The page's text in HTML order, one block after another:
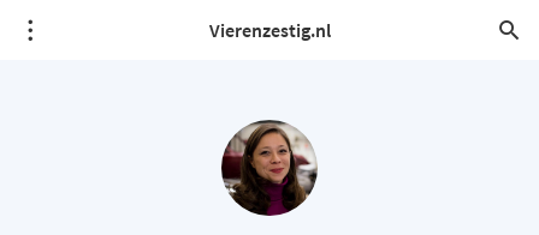
Vierenzestig.nl